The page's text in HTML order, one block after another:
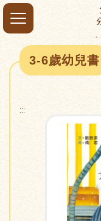
3-6歲幼兒書
:::